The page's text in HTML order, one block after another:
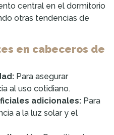
central en el dormitorio
otras tendencias de
en cabeceros de
Para asegurar
al uso cotidiano.
adicionales: Para
a la luz solar y el